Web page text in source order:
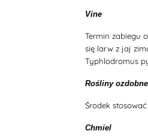
Vine
Termin zabiegu
się larw z jaj
Typhlodromus
Rośliny ozdobne
Środek
Chmiel